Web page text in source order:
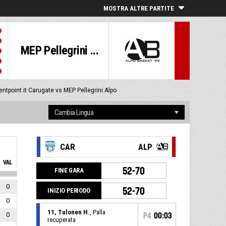
MOSTRA ALTRE PARTITE
MEP Pellegrini ...
Carugate vs MEP Pellegrini Alpo
VAL
0
0
0
CAR ALP
FINE GARA 52-70
INIZIO PERIODO 52-70
11, Tulonen H., Palla
recuperata
P4 00:03